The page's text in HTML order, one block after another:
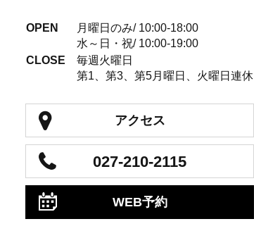
OPEN
月曜日のみ/ 10:00-18:00
水～日・祝/ 10:00-19:00
CLOSE
毎週火曜日
第1、第3、第5月曜日、火曜日連休
アクセス
027-210-2115
WEB予約